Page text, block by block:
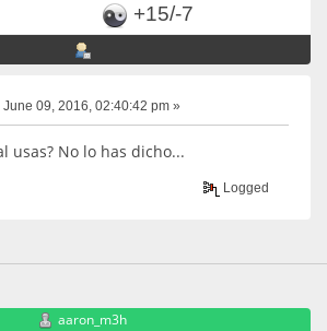
+15/-7
June 09, 2016, 02:40:42 pm »
usas? No lo has dicho...
Logged
aaron_m3h